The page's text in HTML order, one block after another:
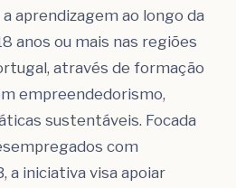
aprendizagem ao longo da
anos ou mais nas regiões
através de formação
empreendedorismo,
sustentáveis. Focada
com
a iniciativa visa apoiar